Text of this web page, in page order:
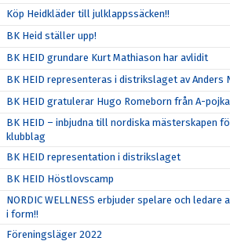
Köp Heidkläder till julklappssäcken!!
BK Heid ställer upp!
BK HEID grundare Kurt Mathiason har avlidit
BK HEID representeras i distrikslaget av Anders
BK HEID gratulerar Hugo Romeborn från A-
BK HEID – inbjudna till nordiska mästerskapen
klubblag
BK HEID representation i distrikslaget
BK HEID Höstlovscamp
NORDIC WELLNESS erbjuder spelare och ledare
i form!!
Föreningsläger 2022